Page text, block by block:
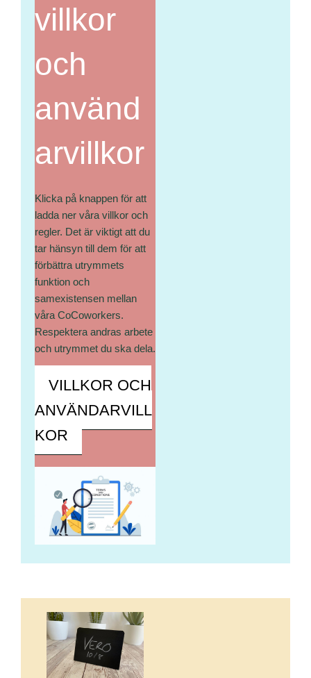
villkor
och
använd
arvillkor
Klicka på knappen för att
ladda ner våra villkor och
regler. Det är viktigt att du
tar hänsyn till dem för att
förbättra utrymmets
funktion och
samexistensen mellan
våra CoCoworkers.
Respektera andras arbete
och utrymmet du ska dela.
VILLKOR OCH
ANVÄNDARVILL
KOR